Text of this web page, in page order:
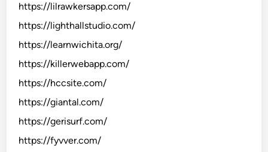
https://lilrawkersapp.com/
https://lighthallstudio.com/
https://learnwichita.org/
https://killerwebapp.com/
https://hccsite.com/
https://giantal.com/
https://gerisurf.com/
https://fyvver.com/